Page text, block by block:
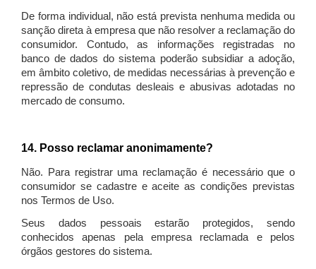
De forma individual, não está prevista nenhuma medida ou
sanção direta à empresa que não resolver a reclamação do
consumidor. Contudo, as informações registradas no
banco de dados do sistema poderão subsidiar a adoção,
em âmbito coletivo, de medidas necessárias à prevenção e
repressão de condutas desleais e abusivas adotadas no
mercado de consumo.
14. Posso reclamar anonimamente?
Não. Para registrar uma reclamação é necessário que o
consumidor se cadastre e aceite as condições previstas
nos Termos de Uso.
Seus dados pessoais estarão protegidos, sendo
conhecidos apenas pela empresa reclamada e pelos
órgãos gestores do sistema.